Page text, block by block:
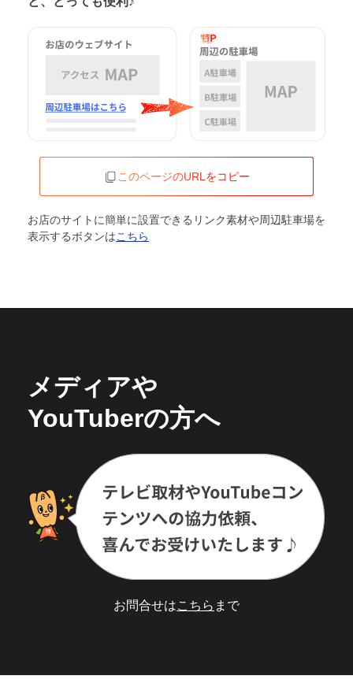
このページのURLをコピー
お店のサイトに簡単に設置できるリンク素材や周辺駐車場を
表示するボタンはこちら
メディアや
YouTuberの方へ
お問合せはこちら まで